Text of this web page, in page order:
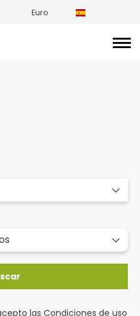
Euro
las Condiciones de uso